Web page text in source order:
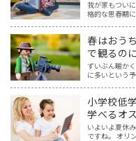
我が家もつい
格的な思春期
春はおう
で観るの
選】
ずいぶん暖か
に多いという
小学校低
学べるオ
いよいよ夏休
ですね。 オリ